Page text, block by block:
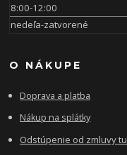
8:00-12:00
nedeľa-zatvorené
O NÁKUPE
Doprava a platba
Nákup na splátky
Odstúpenie od zmluvy tu